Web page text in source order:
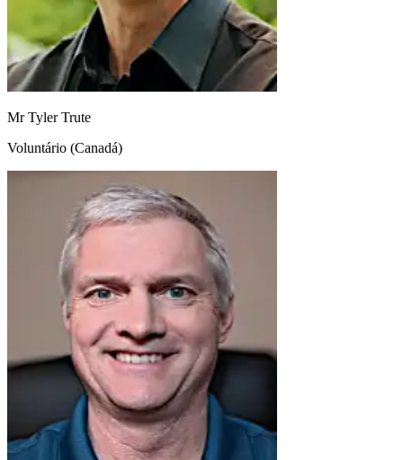
Mr Tyler Trute
Voluntário (Canadá)